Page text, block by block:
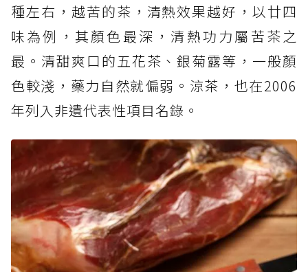
種左右，越苦的茶，清熱效果越好，以廿四
味為例，其顏色最深，清熱功力屬苦茶之
最。清甜爽口的五花茶、銀菊露等，一般顏
色較淺，藥力自然就偏弱。涼茶，也在2006
年列入非遺代表性項目名錄。